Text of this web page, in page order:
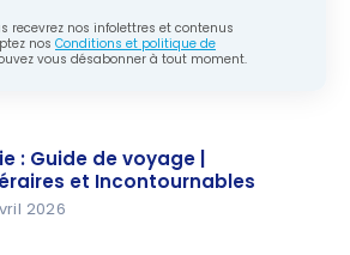
recevrez nos infolettres et contenus
nos Conditions et politique de
vous désabonner à tout moment.
: Guide de voyage |
et Incontournables
2026